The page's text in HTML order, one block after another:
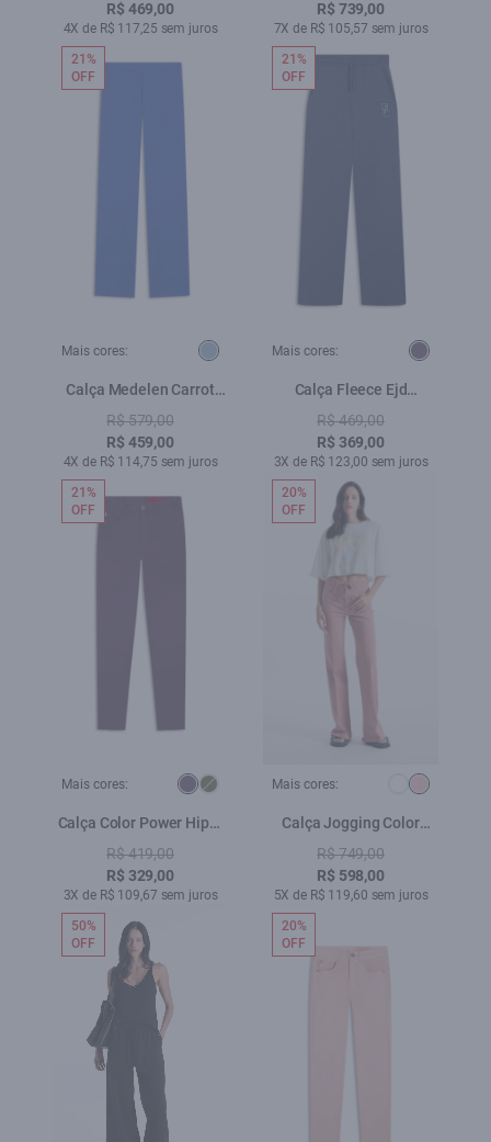
R$ 469,00
4X de R$ 117,25 sem juros
R$ 739,00
7X de R$ 105,57 sem juros
Mais cores:
Calça Medelen Carrot
Azul Claro
R$ 579,00
R$ 459,00
4X de R$ 114,75 sem juros
21%
OFF
Mais cores:
Calça Fleece Ejd
Embroidery Wide Leg
Purple Blue
R$ 469,00
R$ 369,00
3X de R$ 123,00 sem juros
21%
OFF
Mais cores:
Calça Color Power Hiper
Skinny Beringela
R$ 419,00
R$ 329,00
3X de R$ 109,67 sem juros
21%
OFF
Mais cores:
Calça Jogging Color
Preppy Flare Et. Zetex
Blush
R$ 749,00
R$ 598,00
5X de R$ 119,60 sem juros
20%
OFF
50%
OFF
20%
OFF